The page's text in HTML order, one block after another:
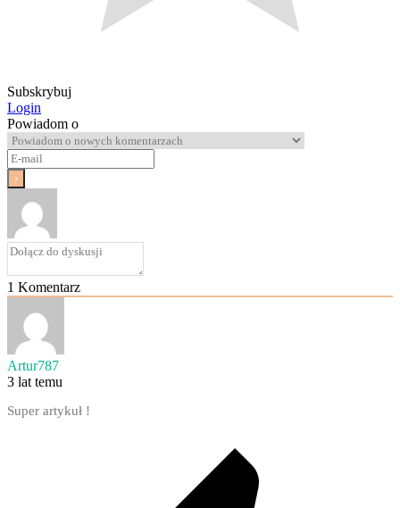
Subskrybuj
Login
Powiadom o
1 Komentarz
Artur787
3 lat temu
Super artykuł !